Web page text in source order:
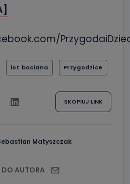
lot bociana Przygodzice
SKOPIUJ LINK
Matyszczak
DO AUTORA